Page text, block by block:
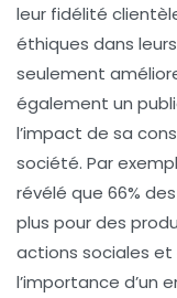
leur fidélité
éthiques dans
seulement
également un
l’impact de sa
société. Par
révélé que 66%
plus pour des
actions sociales et
l’importance d’un